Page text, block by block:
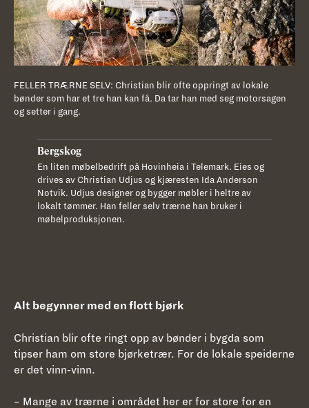
FELLER TRÆRNE SELV: Christian blir ofte oppringt av lokale
bønder som har et tre han kan få. Da tar han med seg motorsagen
og setter i gang.
Bergskog
En liten møbelbedrift på Hovinheia i Telemark. Eies og
drives av Christian Udjus og kjæresten Ida Anderson
Notvik. Udjus designer og bygger møbler i heltre av
lokalt tømmer. Han feller selv trærne han bruker i
møbelproduksjonen.
Alt begynner med en flott bjørk
Christian blir ofte ringt opp av bønder i bygda som
tipser ham om store bjørketrær. For de lokale speiderne
er det vinn-vinn.
– Mange av trærne i området her er for store for en